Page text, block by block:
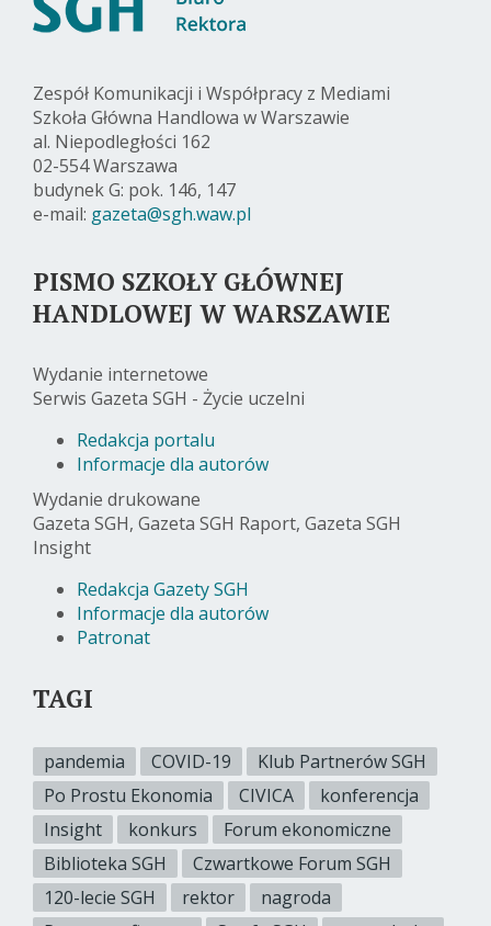
Zespół Komunikacji i Współpracy z Mediami
Szkoła Główna Handlowa w Warszawie
al. Niepodległości 162
02-554 Warszawa
budynek G: pok. 146, 147
e-mail: gazeta@sgh.waw.pl
PISMO SZKOŁY GŁÓWNEJ
HANDLOWEJ W WARSZAWIE
Wydanie internetowe
Serwis Gazeta SGH - Życie uczelni
Redakcja portalu
Informacje dla autorów
Wydanie drukowane
Gazeta SGH, Gazeta SGH Raport, Gazeta SGH
Insight
Redakcja Gazety SGH
Informacje dla autorów
Patronat
TAGI
pandemia COVID-19
Klub Partnerów SGH
Po Prostu Ekonomia
CIVICA
konferencja
Insight
konkurs
Forum ekonomiczne
Biblioteka SGH
Czwartkowe Forum SGH
120-lecie SGH
rektor
nagroda